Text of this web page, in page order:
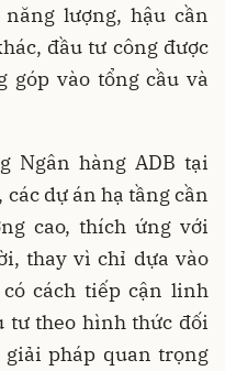
lượng, hậu cần
đầu tư công được
góp vào tổng cầu và
Ngân hàng ADB tại
dự án hạ tầng cần
cao, thích ứng với
thay vì chỉ dựa vào
cách tiếp cận linh
tư theo hình thức đối
giải pháp quan trọng